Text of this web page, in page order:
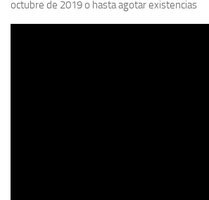
octubre de 2019 o hasta agotar existencias